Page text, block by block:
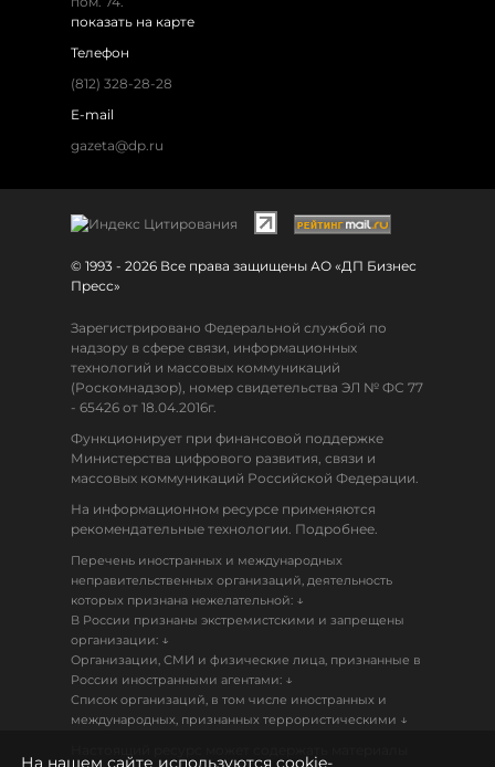
показать на карте
Телефон
(812) 328-28-28
E-mail
gazeta@dp.ru
© 1993 - 2026 Все права защищены АО «ДП Бизнес
Пресс»
Зарегистрировано Федеральной службой по
надзору в сфере связи, информационных
технологий и массовых коммуникаций
(Роскомнадзор), номер свидетельства ЭЛ № ФС 77
- 65426 от 18.04.2016г.
Функционирует при финансовой поддержке
Министерства цифрового развития, связи и
массовых коммуникаций Российской Федерации.
На информационном ресурсе применяются
рекомендательные технологии. Подробнее.
Перечень иностранных и международных
неправительственных организаций, деятельность
которых признана нежелательной: ↓
В России признаны экстремистскими и запрещены
организации: ↓
Организации, СМИ и физические лица, признанные в
России иностранными агентами: ↓
Список организаций, в том числе иностранных и
международных, признанных террористическими ↓
На нашем сайте используются cookie-